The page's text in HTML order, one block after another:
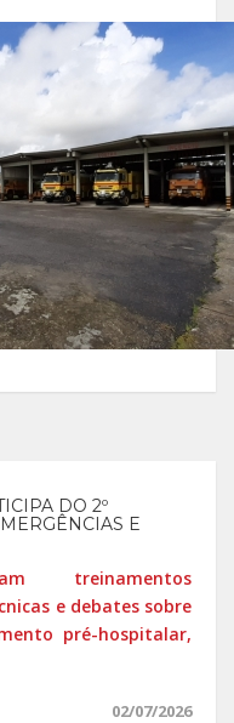
DO 2º
E
treinamentos
e debates sobre
pré-hospitalar,
02/07/2026